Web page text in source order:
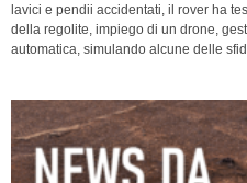
lavici e pendii accidentati, il rover ha
della regolite, impiego di un drone,
automatica, simulando alcune delle